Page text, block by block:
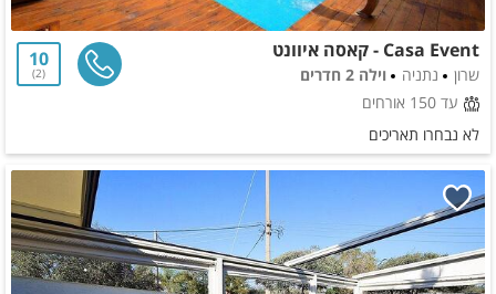
Casa Event - קאסה איוונט
שרון נתניה
וילה 2 חדרים
עד 150 אורחים
10
2
לא נבחרו תאריכים